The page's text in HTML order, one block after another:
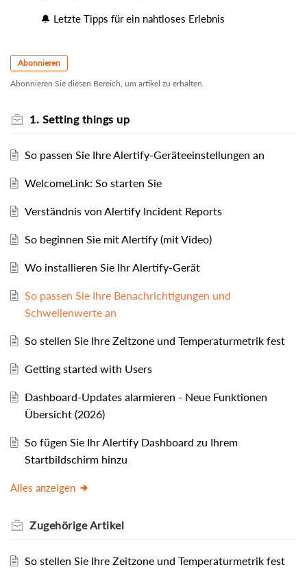
🔔 Letzte Tipps für ein nahtloses Erlebnis
Abonnieren
Abonnieren Sie diesen Bereich, um artikel zu erhalten.
1. Setting things up
So passen Sie Ihre Alertify-Geräteeinstellungen an
WelcomeLink: So starten Sie
Verständnis von Alertify Incident Reports
So beginnen Sie mit Alertify (mit Video)
Wo installieren Sie Ihr Alertify-Gerät
So passen Sie Ihre Benachrichtigungen und
Schwellenwerte an
So stellen Sie Ihre Zeitzone und Temperaturmetrik fest
Getting started with Users
Dashboard-Updates alarmieren - Neue Funktionen
Übersicht (2026)
So fügen Sie Ihr Alertify Dashboard zu Ihrem
Startbildschirm hinzu
Alles anzeigen
Zugehörige Artikel
So stellen Sie Ihre Zeitzone und Temperaturmetrik fest